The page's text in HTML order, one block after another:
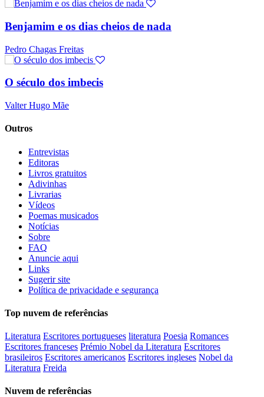
Benjamim e os dias cheios de nada
Pedro Chagas Freitas
O século dos imbecis
Valter Hugo Mãe
Outros
Entrevistas
Editoras
Livros gratuitos
Adivinhas
Livrarias
Vídeos
Poemas musicados
Notícias
Sobre
FAQ
Anuncie aqui
Links
Sugerir site
Política de privacidade e segurança
Top nuvem de referências
Literatura Escritores portugueses literatura Poesia Romances
Escritores franceses Prémio Nobel da Literatura Escritores
brasileiros Escritores americanos Escritores ingleses Nobel da
Literatura Freida
Nuvem de referências